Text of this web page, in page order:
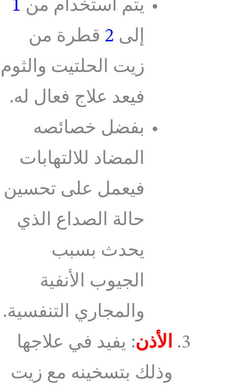
يتم استخدام من 1
إلى 2 قطرة من
زيت الحلتيت والثوم
فيعد علاج فعال له.
بفضل خصائصه
المضاد للالتهابات
فيعمل على تحسين
حالة الصداع الذي
يحدث بسبب
الجيوب الأنفية
والمجاري التنفسية.
الأذن: يفيد في علاجها
وذلك بتسخينه مع زيت